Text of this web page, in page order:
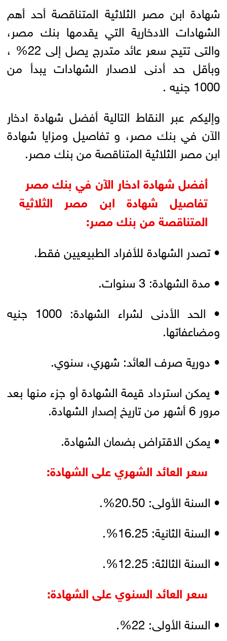
شهادة ابن مصر الثلاثية المتناقصة أحد أهم
الشهادات الادخارية التي يقدمها بنك مصر،
والتى تتيح سعر عائد متدرج يصل إلى 22% ،
وبأقل حد أدنى لاصدار الشهادات يبدأ من
1000 جنيه .
وإليكم عبر النقاط التالية أفضل شهادة ادخار
الآن في بنك مصر، و تفاصيل ومزايا شهادة
ابن مصر الثلاثية المتناقصة من بنك مصر.
أفضل شهادة ادخار الآن في بنك مصر
تفاصيل شهادة ابن مصر الثلاثية
المتناقصة من بنك مصر:
• تصدر الشهادة للأفراد الطبيعيين فقط.
• مدة الشهادة: 3 سنوات.
• الحد الأدنى لشراء الشهادة: 1000 جنيه
ومضاعفاتها.
• دورية صرف العائد: شهري، سنوي.
• يمكن استرداد قيمة الشهادة أو جزء منها بعد
مرور 6 أشهر من تاريخ إصدار الشهادة.
• يمكن الاقتراض بضمان الشهادة.
سعر العائد الشهري على الشهادة:
• السنة الأولى: 20.50%.
• السنة الثانية: 16.25%.
• السنة الثالثة: 12.25%.
سعر العائد السنوي على الشهادة:
• السنة الأولى: 22%.